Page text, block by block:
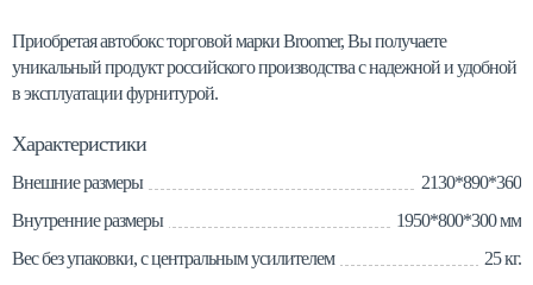
Приобретая автобокс торговой марки Broomer, Вы получаете
уникальный продукт российского производства с надежной и удобной
в эксплуатации фурнитурой.
Характеристики
Внешние размеры
2130*890*360
Внутренние размеры
1950*800*300 мм
Вес без упаковки, с центральным усилителем
25 кг.